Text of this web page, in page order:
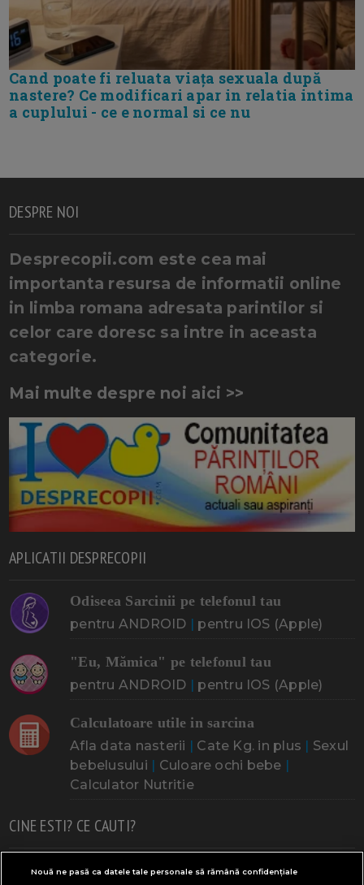
Cand poate fi reluata viața sexuala după
nastere? Ce modificari apar in relatia intima
a cuplului - ce e normal si ce nu
DESPRE NOI
Desprecopii.com este cea mai
importanta resursa de informatii online
in limba romana adresata parintilor si
celor care doresc sa intre in aceasta
categorie.
Mai multe despre noi aici >>
APLICATII DESPRECOPII
Odiseea Sarcinii pe telefonul tau
pentru ANDROID pentru IOS (Apple)
"Eu, Mămica" pe telefonul tau
pentru ANDROID pentru IOS (Apple)
Calculatoare utile in sarcina
Afla data nasterii Cate Kg. in plus
Sexul
bebelusului
Culoare ochi bebe
Calculator Nutritie
CINE ESTI? CE CAUTI?
Doresc un copil Adoptia Probleme cu sarcina
Nouă ne pasă ca datele tale personale să rămână confidențiale